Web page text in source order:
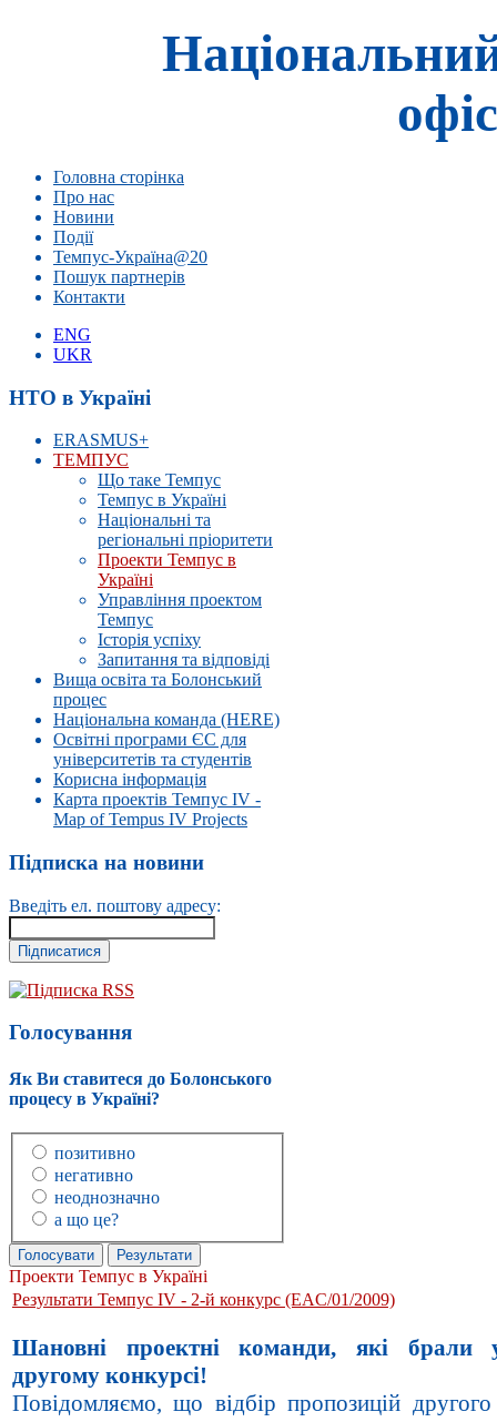
Головна сторінка
Про нас
Новини
Події
Темпус-Україна@20
Пошук партнерів
Контакти
ENG
UKR
НТО в Україні
ERASMUS+
ТЕМПУС
Що таке Темпус
Темпус в Україні
Національні та
регіональні пріоритети
Проекти Темпус в
Україні
Управлiння проектом
Темпус
Історія успіху
Запитання та відповіді
Вища освіта та Болонський
процес
Національна команда (HERE)
Освітні програми ЄС для
університетів та студентів
Корисна інформація
Карта проектів Темпус IV -
Map of Tempus IV Projects
Підписка на новини
Введіть ел. поштову адресу:
Підписка RSS
Голосування
Як Ви ставитеся до Болонського
процесу в Україні?
позитивно
негативно
неоднозначно
а що це?
Проекти Темпус в Україні
Результати Темпус IV - 2-й конкурс (EAC/01/2009)
Шановні проектні команди, які брали
другому конкурсі!
Повідомляємо, що відбір пропозицій